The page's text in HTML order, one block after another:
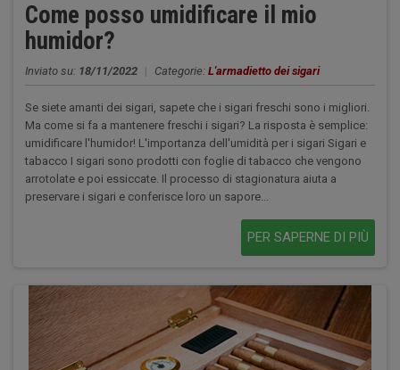
Come posso umidificare il mio
humidor?
Inviato su: 18/11/2022 | Categorie: L'armadietto dei sigari
Se siete amanti dei sigari, sapete che i sigari freschi sono i migliori.
Ma come si fa a mantenere freschi i sigari? La risposta è semplice:
umidificare l'humidor! L'importanza dell'umidità per i sigari Sigari e
tabacco I sigari sono prodotti con foglie di tabacco che vengono
arrotolate e poi essiccate. Il processo di stagionatura aiuta a
preservare i sigari e conferisce loro un sapore...
PER SAPERNE DI PIÙ